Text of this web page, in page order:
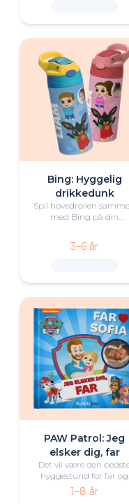
Bing: Hyggelig
drikkedunk
Spil hovedrollen
med Bing på din
3–6 år
PAW Patrol: Jeg
elsker dig, far
Det vil være den
hyggestund for far og
barn at læse denne
bog ved sengetid, som er
1–8 år